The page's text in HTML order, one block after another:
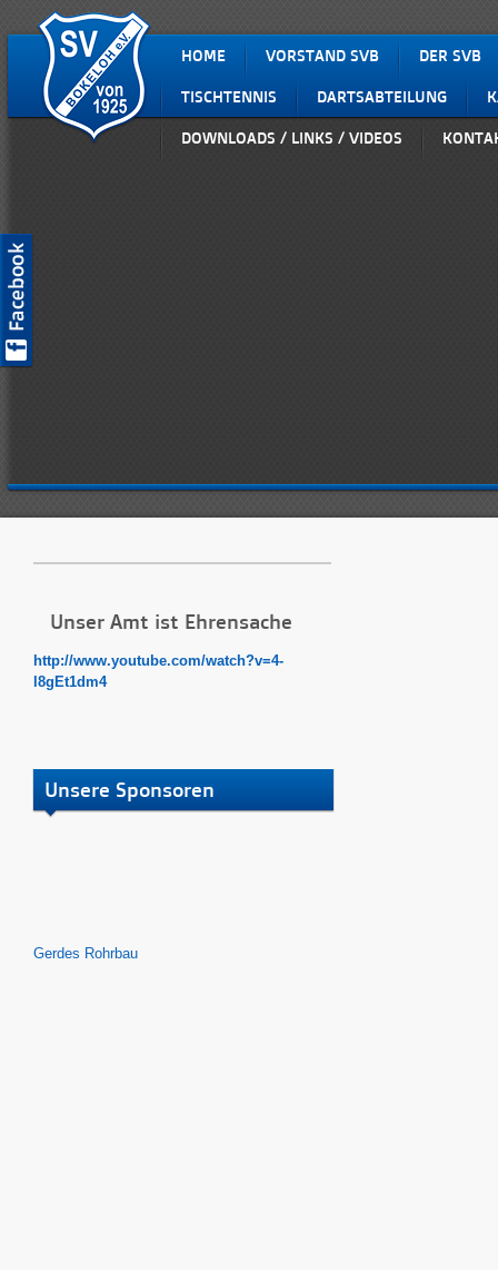
HOME VORSTAND SVB DER SVB
TISCHTENNIS DARTSABTEILUNG
DOWNLOADS / LINKS / VIDEOS
Unser Amt ist Ehrensache
http://www.youtube.com/watch?v=4-
l8gEt1dm4
Unsere Sponsoren
Gerdes Rohrbau